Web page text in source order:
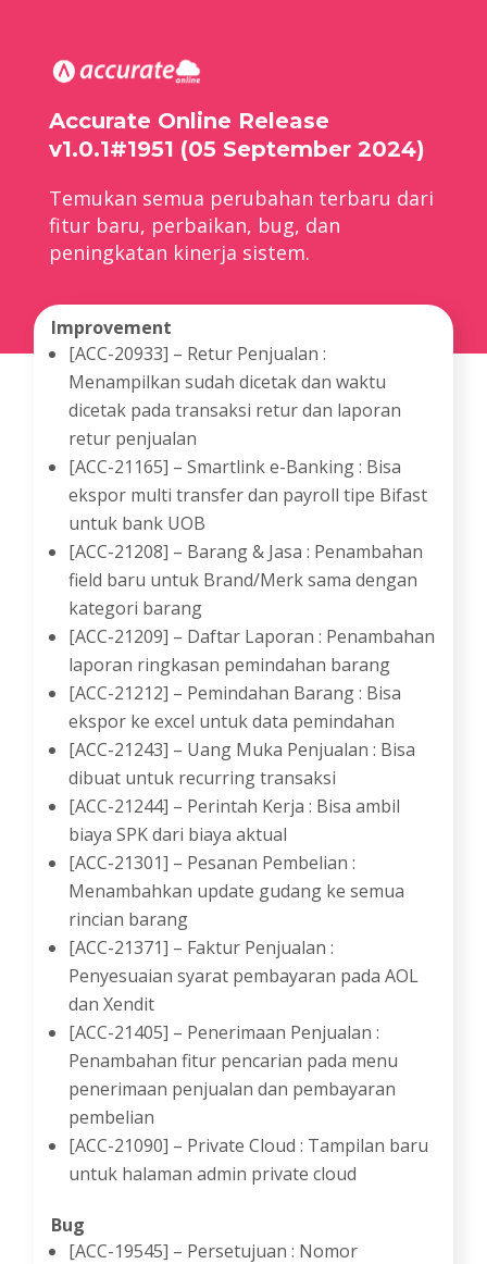
Accurate Online Release
v1.0.1#1951 (05 September 2024)
Temukan semua perubahan terbaru dari
fitur baru, perbaikan, bug, dan
peningkatan kinerja sistem.
Improvement
[ACC-20933] – Retur Penjualan :
Menampilkan sudah dicetak dan waktu
dicetak pada transaksi retur dan laporan
retur penjualan
[ACC-21165] – Smartlink e-Banking : Bisa
ekspor multi transfer dan payroll tipe Bifast
untuk bank UOB
[ACC-21208] – Barang & Jasa : Penambahan
field baru untuk Brand/Merk sama dengan
kategori barang
[ACC-21209] – Daftar Laporan : Penambahan
laporan ringkasan pemindahan barang
[ACC-21212] – Pemindahan Barang : Bisa
ekspor ke excel untuk data pemindahan
[ACC-21243] – Uang Muka Penjualan : Bisa
dibuat untuk recurring transaksi
[ACC-21244] – Perintah Kerja : Bisa ambil
biaya SPK dari biaya aktual
[ACC-21301] – Pesanan Pembelian :
Menambahkan update gudang ke semua
rincian barang
[ACC-21371] – Faktur Penjualan :
Penyesuaian syarat pembayaran pada AOL
dan Xendit
[ACC-21405] – Penerimaan Penjualan :
Penambahan fitur pencarian pada menu
penerimaan penjualan dan pembayaran
pembelian
[ACC-21090] – Private Cloud : Tampilan baru
untuk halaman admin private cloud
Bug
[ACC-19545] – Persetujuan : Nomor